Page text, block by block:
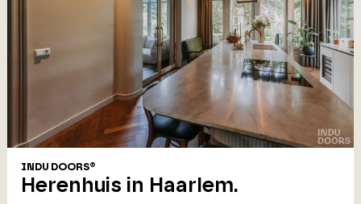
INDU DOORS®
Herenhuis in Haarlem.